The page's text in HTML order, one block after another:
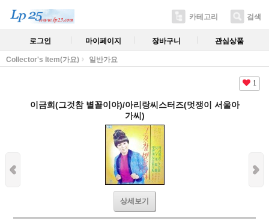
카테고리 검색
로그인 마이페이지 장바구니 관심상품
Collector's Item(가요) 일반가요
1
이금희(그것참 별꼴이야)/아리랑씨스터즈(멋쟁이 서울아
가씨)
상세보기